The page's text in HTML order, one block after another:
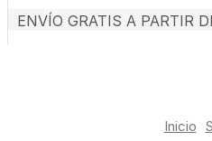
ENVÍO GRATIS A PARTIR
Inicio